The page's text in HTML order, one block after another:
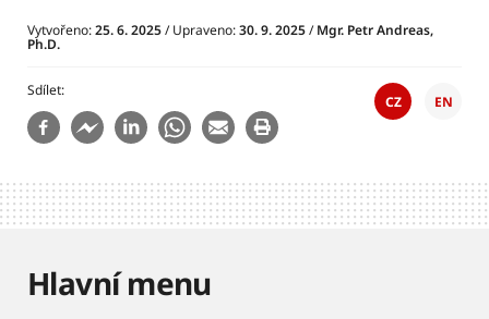
Vytvořeno:25. 6. 2025/ Upraveno:30. 9. 2025/Mgr. Petr Andreas,
Ph.D.
Sdílet
CZ EN
Hlavní menu